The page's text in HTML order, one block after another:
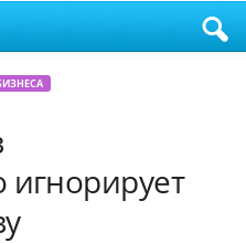
игнорирует